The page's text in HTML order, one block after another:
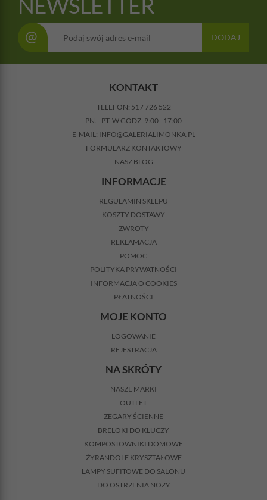
@ DODAJ
KONTAKT
TELEFON: 517 726 522
PN. - PT. W GODZ. 9:00 - 17:00
E-MAIL: INFO@GALERIALIMONKA.PL
FORMULARZ KONTAKTOWY
NASZ BLOG
INFORMACJE
REGULAMIN SKLEPU
KOSZTY DOSTAWY
ZWROTY
REKLAMACJA
POMOC
POLITYKA PRYWATNOŚCI
INFORMACJA O COOKIES
PŁATNOŚCI
MOJE KONTO
LOGOWANIE
REJESTRACJA
NA SKRÓTY
NASZE MARKI
OUTLET
ZEGARY ŚCIENNE
BRELOKI DO KLUCZY
KOMPOSTOWNIKI DOMOWE
ŻYRANDOLE KRYSZTAŁOWE
LAMPY SUFITOWE DO SALONU
DO OSTRZENIA NOŻY